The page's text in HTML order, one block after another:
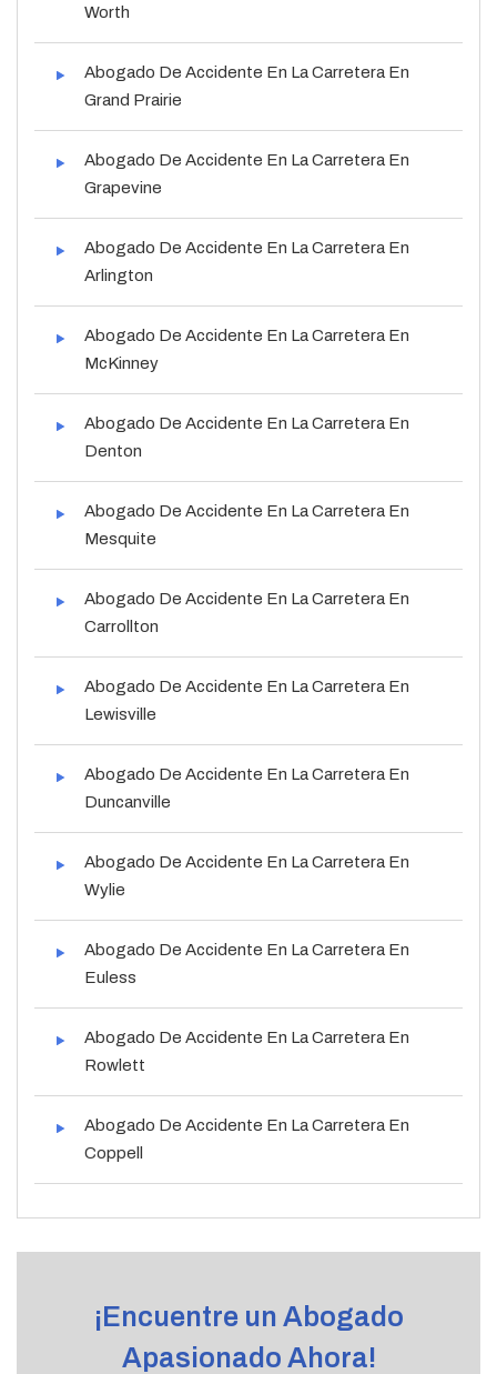
Worth
Abogado De Accidente En La Carretera En
Grand Prairie
Abogado De Accidente En La Carretera En
Grapevine
Abogado De Accidente En La Carretera En
Arlington
Abogado De Accidente En La Carretera En
McKinney
Abogado De Accidente En La Carretera En
Denton
Abogado De Accidente En La Carretera En
Mesquite
Abogado De Accidente En La Carretera En
Carrollton
Abogado De Accidente En La Carretera En
Lewisville
Abogado De Accidente En La Carretera En
Duncanville
Abogado De Accidente En La Carretera En
Wylie
Abogado De Accidente En La Carretera En
Euless
Abogado De Accidente En La Carretera En
Rowlett
Abogado De Accidente En La Carretera En
Coppell
¡Encuentre un Abogado
Apasionado Ahora!